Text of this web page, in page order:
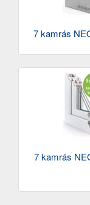
7 kamrás
7 kamrás